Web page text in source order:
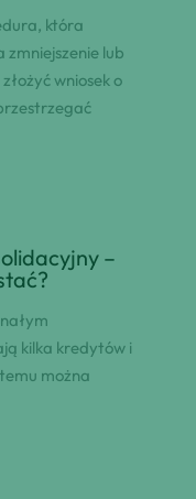
która
zmniejszenie lub
wniosek o
–
kilka kredytów i
można